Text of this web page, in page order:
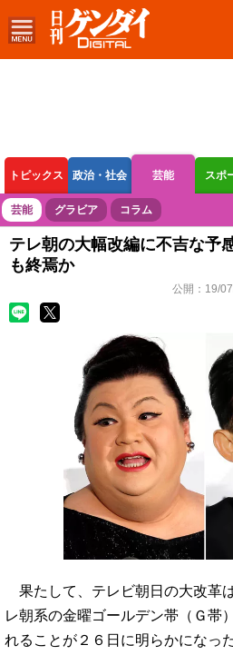
トピックス 政治・社会 芸能 スポ
ボートレース 競輪 オートレース
芸能 グラビア コラム
テレ朝の大幅改編に不吉な予
も終焉か
公開： 19/
果たして、テレビ朝日の大改革
レ朝系の金曜ゴールデン帯（Ｇ帯
れることが２６日に明らかになった